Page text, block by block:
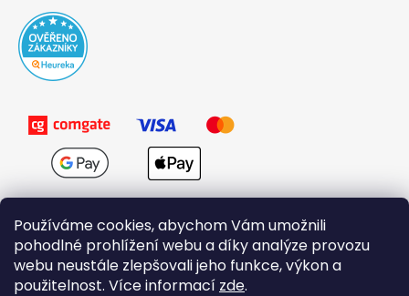
Používáme cookies, abychom Vám umožnili
pohodlné prohlížení webu a díky analýze provozu
webu neustále zlepšovali jeho funkce, výkon a
použitelnost. Více informací zde.